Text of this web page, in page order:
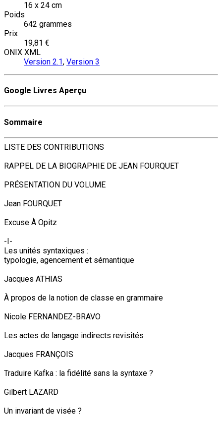
16 x 24 cm
Poids
642 grammes
Prix
19,81 €
ONIX XML
Version 2.1, Version 3
Google Livres Aperçu
Sommaire
LISTE DES CONTRIBUTIONS
RAPPEL DE LA BIOGRAPHIE DE JEAN FOURQUET
PRÉSENTATION DU VOLUME
Jean FOURQUET
Excuse À Opitz
-I-
Les unités syntaxiques :
typologie, agencement et sémantique
Jacques ATHIAS
À propos de la notion de classe en grammaire
Nicole FERNANDEZ-BRAVO
Les actes de langage indirects revisités
Jacques FRANÇOIS
Traduire Kafka : la fidélité sans la syntaxe ?
Gilbert LAZARD
Un invariant de visée ?